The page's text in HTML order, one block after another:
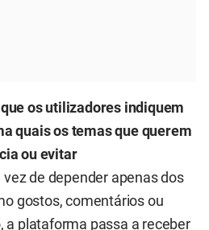
os utilizadores indiquem
quais os temas que querem
ou evitar
vez de depender apenas dos
gostos, comentários ou
a plataforma passa a receber